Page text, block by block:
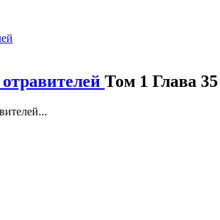
Том 1 Глава 35